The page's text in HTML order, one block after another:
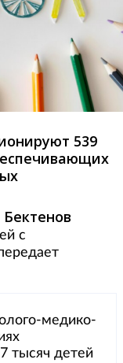
539
с
медико-
тысяч детей